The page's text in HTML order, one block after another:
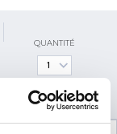
QUANTITÉ